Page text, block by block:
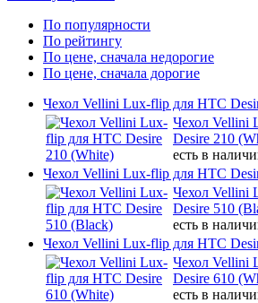
По популярности
По рейтингу
По цене, сначала недорогие
По цене, сначала дорогие
Чехол Vellini Lux-flip для HTC
Чехол Vellini
Desire 210
есть в
Чехол Vellini Lux-flip для HTC
Чехол Vellini
Desire 510
есть в
Чехол Vellini Lux-flip для HTC
Чехол Vellini
Desire 610
есть в